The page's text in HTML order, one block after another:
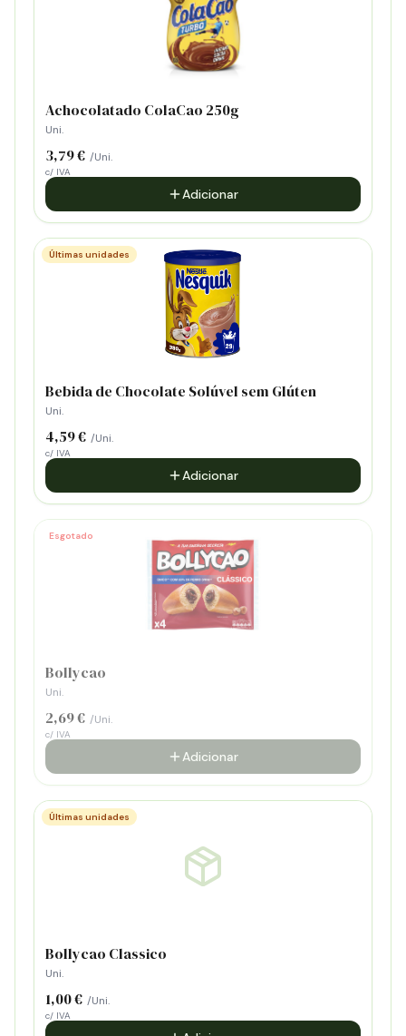
Achocolatado ColaCao 250g
Uni.
3,79 € /Uni.
c/ IVA
Adicionar
Últimas unidades
Bebida de Chocolate Solúvel sem Glúten
Uni.
4,59 € /Uni.
c/ IVA
Adicionar
Esgotado
Bollycao
Uni.
2,69 € /Uni.
c/ IVA
Adicionar
Últimas unidades
Bollycao Classico
Uni.
1,00 € /Uni.
c/ IVA